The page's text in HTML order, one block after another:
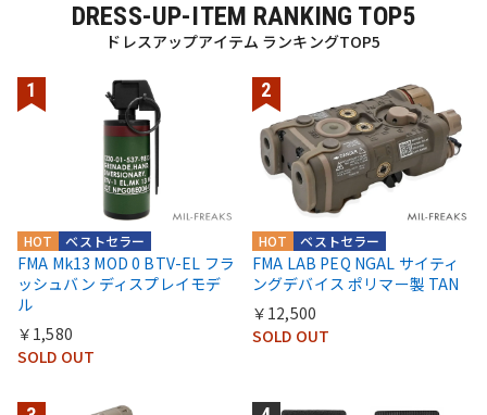
DRESS-UP-ITEM RANKING TOP5
ドレスアップアイテム ランキングTOP5
ベストセラー
HOT
FMA Mk13 MOD 0 BTV-EL フラ
ッシュバン ディスプレイモデ
ル
￥1,580
SOLD OUT
ベストセラー
HOT
FMA LAB PEQ NGAL サイティ
ングデバイス ポリマー製 TAN
￥12,500
SOLD OUT